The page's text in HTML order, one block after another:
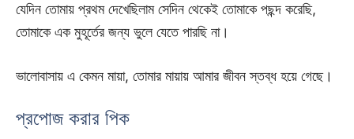
যেদিন তোমায় প্রথম দেখেছিলাম সেদিন থেকেই তোমাকে পছন্দ করেছি,
তোমাকে এক মুহূর্তের জন্য ভুলে যেতে পারছি না।
ভালোবাসায় এ কেমন মায়া, তোমার মায়ায় আমার জীবন স্তব্ধ হয়ে গেছে।
প্রপোজ করার পিক